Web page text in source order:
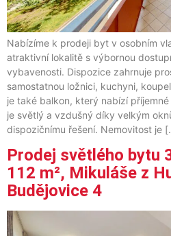
Nabízíme k prodeji byt v osobním
atraktivní lokalitě s výbornou
vybavenosti. Dispozice zahrnuje
samostatnou ložnici, kuchyni,
je také balkon, který nabízí
je světlý a vzdušný díky velkým
dispozičnímu řešení. Nemovitost je
Prodej světlého bytu
112 m², Mikuláše z
Budějovice 4